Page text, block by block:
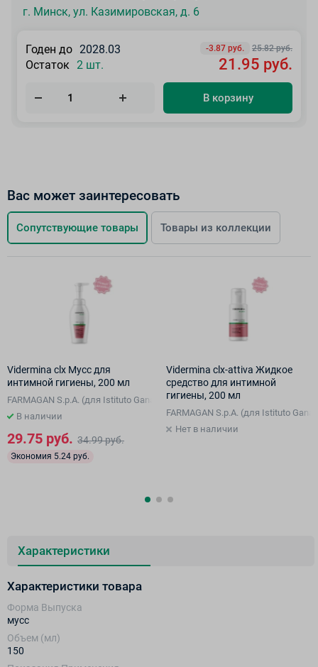
г. Минск, ул. Казимировская, д. 6
Годен до 2028.03
Остаток 2 шт. 21.95 руб.
-3.87 руб. 25.82 руб.
В корзину
Вас может заинтересовать
Сопутствующие товары Товары из коллекции
Сан-Марино
di Ricerche Biochimiche, Италия), Италия
Vidermina clx Мусс для
интимной гигиены, 200 мл
FARMAGAN S.p.A. (для Istituto Ganassini S.p.A. di Ricerche Biochimiche,
В наличии
29.75 руб. 34.99 руб.
Экономия 5.24 руб.
Vidermina clx-attiva Жидкое
средство для интимной
гигиены, 200 мл
FARMAGAN S.p.A. (для Istituto
Нет в наличии
Характеристики
Характеристики товара
Форма Выпуска
мусс
Объем (мл)
150